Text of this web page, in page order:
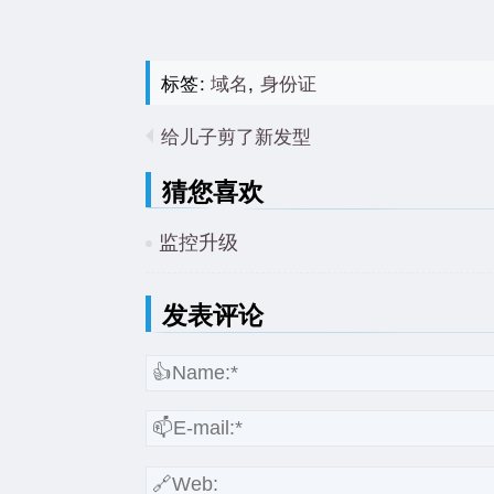
标签: 域名, 身份证
给儿子剪了新发型
猜您喜欢
监控升级
发表评论